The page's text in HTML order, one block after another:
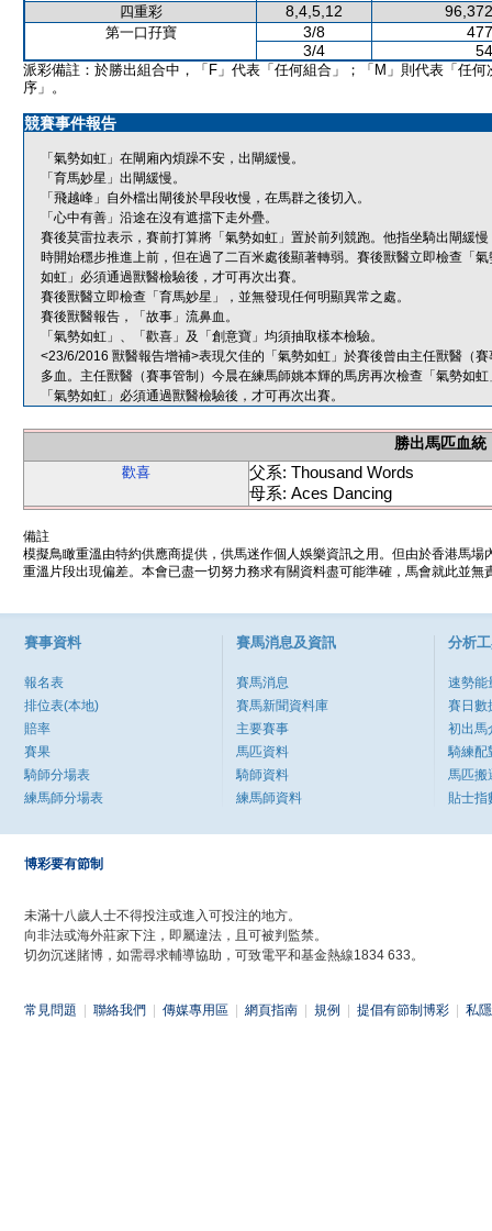
四重彩 8,4,5,12
第一口孖寶 3/8
3/4
派彩備註：於勝出組合中，「F」代表「任何組合」；「M」則代表「任何
序」。
競賽事件報告
「氣勢如虹」在閘廂內煩躁不安，出閘緩慢。
「育馬妙星」出閘緩慢。
「飛越峰」自外檔出閘後於早段收慢，在馬群之後切入。
「心中有善」沿途在沒有遮擋下走外疊。
賽後莫雷拉表示，賽前打算將「氣勢如虹」置於前列競跑。他指坐騎出閘緩
時開始穩步推進上前，但在過了二百米處後顯著轉弱。賽後獸醫立即檢查「
如虹」必須通過獸醫檢驗後，才可再次出賽。
賽後獸醫立即檢查「育馬妙星」，並無發現任何明顯異常之處。
賽後獸醫報告，「故事」流鼻血。
「氣勢如虹」、「歡喜」及「創意寶」均須抽取樣本檢驗。
<23/6/2016 獸醫報告增補>表現欠佳的「氣勢如虹」於賽後曾由主任獸醫（
多血。主任獸醫（賽事管制）今晨在練馬師姚本輝的馬房再次檢查「氣勢如
「氣勢如虹」必須通過獸醫檢驗後，才可再次出賽。
勝出馬匹血統
歡喜
父系: Thousand Words
母系: Aces Dancing
備註
模擬鳥瞰重溫由特約供應商提供，供馬迷作個人娛樂資訊之用。但由於香港馬
重溫片段出現偏差。本會已盡一切努力務求有關資料盡可能準確，馬會就此並
賽事資料
報名表
排位表(本地)
賠率
賽果
騎師分場表
練馬師分場表
賽馬消息及資訊
賽馬消息
賽馬新聞資料庫
主要賽事
馬匹資料
騎師資料
練馬師資料
分析
速勢能
賽日數
初出馬
騎練配
馬匹搬
貼士指
博彩要有節制
未滿十八歲人士不得投注或進入可投注的地方。
向非法或海外莊家下注，即屬違法，且可被判監禁。
切勿沉迷賭博，如需尋求輔導協助，可致電平和基金熱線1834 633。
常見問題 聯絡我們 傳媒專用區 網頁指南 規例 提倡有節制博彩 私